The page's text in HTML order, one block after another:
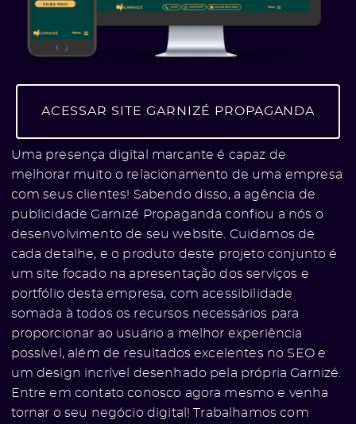
ACESSAR SITE GARNIZÉ PROPAGANDA
Uma presença digital marcante é capaz de
melhorar muito o relacionamento de uma empresa
com seus clientes! Sabendo disso, a agência de
publicidade Garnizé Propaganda confiou a nós o
desenvolvimento de seu website. Cuidamos de
cada detalhe, e o produto deste projeto conjunto é
um site focado na apresentação dos serviços e
portfólio desta empresa, com acessibilidade
somada à todos os recursos necessários para
proporcionar ao usuário a melhor experiência
possível, além de resultados excelentes no SEO e
um design incrível desenhado pela própria Garnizé.
Entre em contato conosco agora mesmo e venha
tornar o seu negócio digital! Trabalhamos com